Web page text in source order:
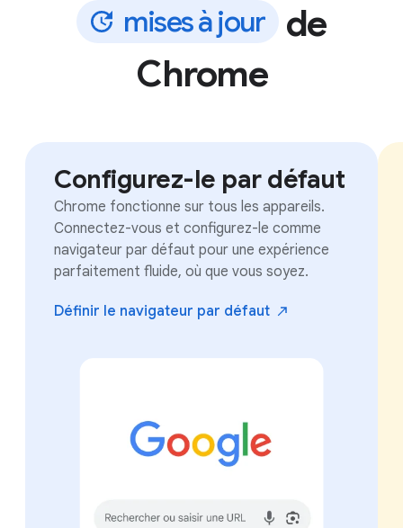
misesàjour
de
Chrome
Configurez-le par défaut
Chrome fonctionne sur tous les appareils.
Connectez-vous et configurez-le comme
navigateur par défaut pour une expérience
parfaitement fluide, où que vous soyez.
Définir le navigateur par défaut